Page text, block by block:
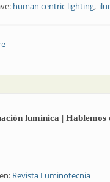
human centric lighting
about Adiós al “Human
lumínica | Hablemos
Revista Luminotecnia